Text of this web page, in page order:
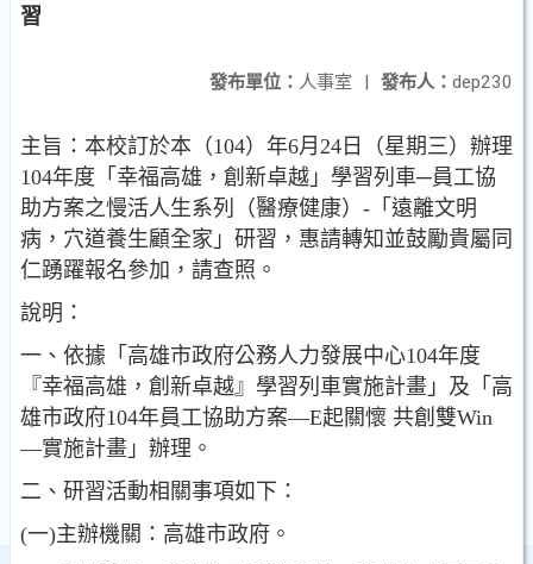
習
發布人： dep230
發布單位： 人事室 |
主旨：本校訂於本（104）年6月24日（星期三）辦理
104年度「幸福高雄，創新卓越」學習列車─員工協
助方案之慢活人生系列（醫療健康）-「遠離文明
病，穴道養生顧全家」研習，惠請轉知並鼓勵貴屬同
仁踴躍報名參加，請查照。
說明：
一、依據「高雄市政府公務人力發展中心104年度
『幸福高雄，創新卓越』學習列車實施計畫」及「高
雄市政府104年員工協助方案—E起關懷 共創雙Win
—實施計畫」辦理。
二、研習活動相關事項如下：
(一)主辦機關：高雄市政府。